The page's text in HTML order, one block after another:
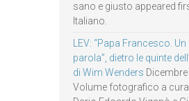
sano e giusto appeared
Italiano.
LEV: “Papa Francesco.
parola”, dietro le quinte
di Wim Wenders
Volume fotografico a